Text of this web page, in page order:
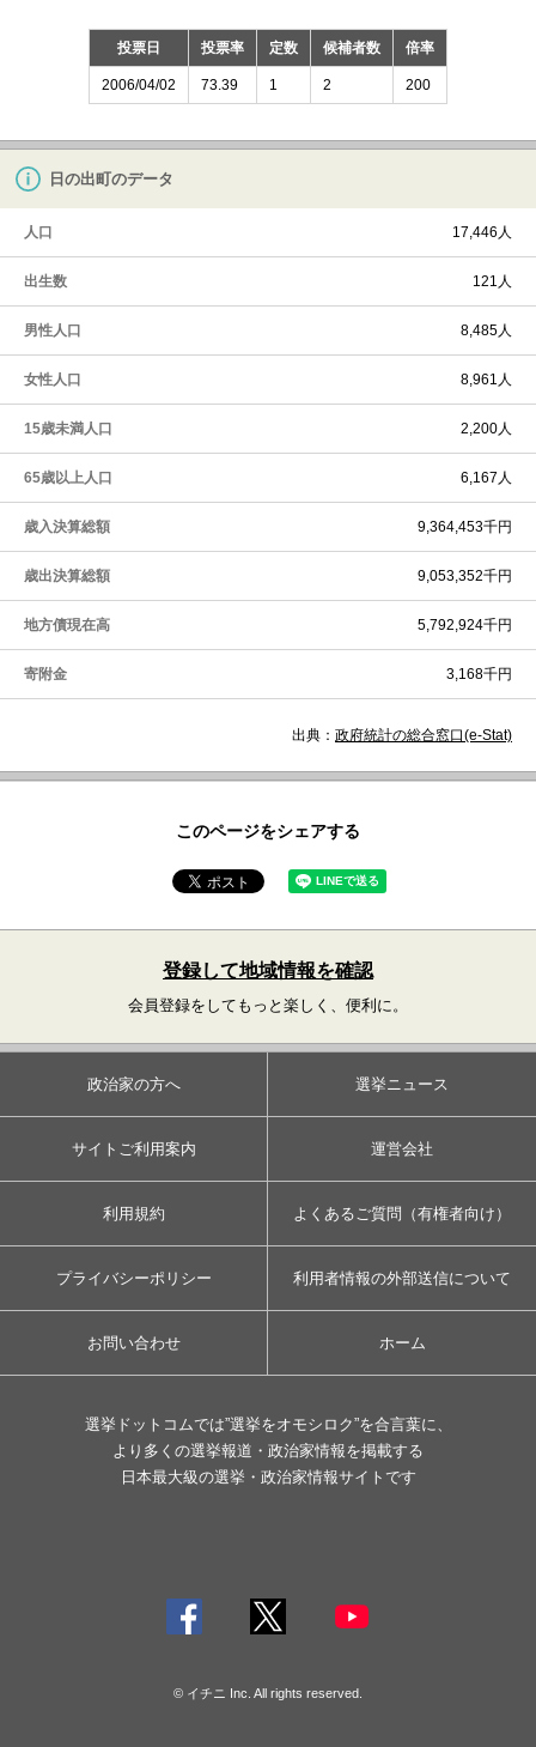
投票日 投票率 定数 候補者数 倍率
2006/04/02 73.39 1 2 200
日の出町のデータ
人口 17,446人
出生数 121人
男性人口 8,485人
女性人口 8,961人
15歳未満人口 2,200人
65歳以上人口 6,167人
歳入決算総額 9,364,453千円
歳出決算総額 9,053,352千円
地方債現在高 5,792,924千円
寄附金 3,168千円
出典： 政府統計の総合窓口(e-Stat)
このページをシェアする
登録して地域情報を確認
会員登録をしてもっと楽しく、便利に。
政治家の方へ 選挙ニュース
サイトご利用案内 運営会社
利用規約 よくあるご質問（有権者向け）
プライバシーポリシー 利用者情報の外部送信について
お問い合わせ ホーム
選挙ドットコムでは”選挙をオモシロク”を合言葉に、
より多くの選挙報道・政治家情報を掲載する
日本最大級の選挙・政治家情報サイトです
© イチニ Inc. All rights reserved.